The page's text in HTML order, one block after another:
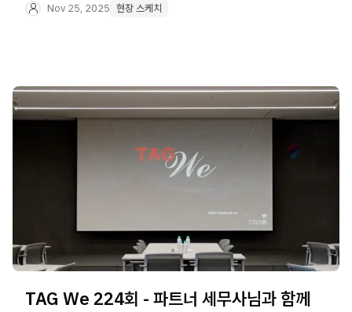
Nov 25, 2025 현장 스케치
TAG We 224회 - 파트너 세무사님과 함께